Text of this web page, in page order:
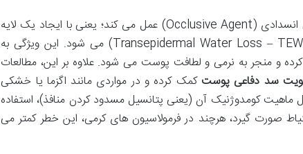
از نظر آبرسانی، روغن نارگیل به عنوان یک عامل انسدادی (Occlusive Agent) عمل می کند؛ یعنی با ایجاد یک لایه
نازک روی سطح پوست، مانع از تبخیر آب (Transepidermal Water Loss – TEWL) می شود. این ویژگی به
و منجر به نرمی و لطافت پوست می شود. علاوه بر این، مطالعات
سد دفاعی پوست کمک کرده و در مواردی مانند اگزما یا خشکی
ماهیت کومدوژنیک آن (یعنی پتانسیل مسدود کردن منافذ)، استفاده
صورت گیرد، هرچند در فرمولاسیون های کرمی، این خطر کمتر می